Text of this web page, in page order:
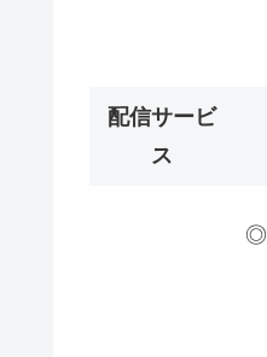
配信サービ
ス
◎